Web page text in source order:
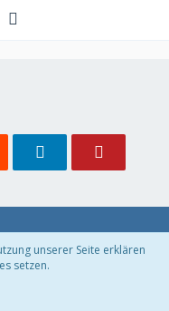
unserer Seite erklären
setzen.